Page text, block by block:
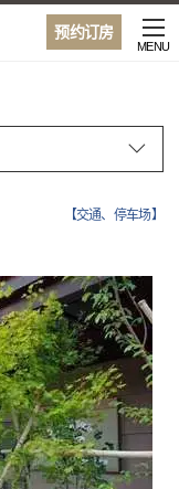
预约订房
MENU
【交通、停车场】